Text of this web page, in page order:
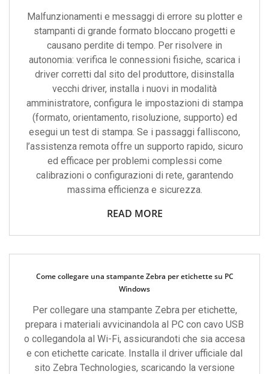
Malfunzionamenti e messaggi di errore su plotter e
stampanti di grande formato bloccano progetti e
causano perdite di tempo. Per risolvere in
autonomia: verifica le connessioni fisiche, scarica i
driver corretti dal sito del produttore, disinstalla
vecchi driver, installa i nuovi in modalità
amministratore, configura le impostazioni di stampa
(formato, orientamento, risoluzione, supporto) ed
esegui un test di stampa. Se i passaggi falliscono,
l’assistenza remota offre un supporto rapido, sicuro
ed efficace per problemi complessi come
calibrazioni o configurazioni di rete, garantendo
massima efficienza e sicurezza.
READ MORE
Come collegare una stampante Zebra per etichette su PC
Windows
Per collegare una stampante Zebra per etichette,
prepara i materiali avvicinandola al PC con cavo USB
o collegandola al Wi-Fi, assicurandoti che sia accesa
e con etichette caricate. Installa il driver ufficiale dal
sito Zebra Technologies, scaricando la versione